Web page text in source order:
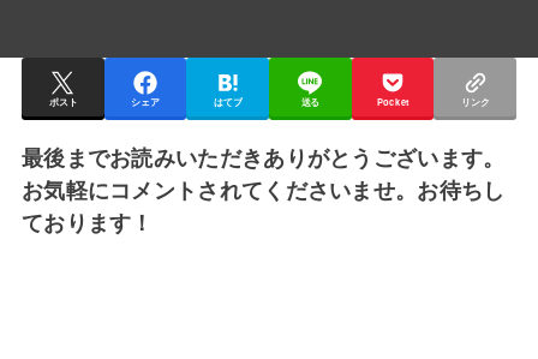
ポスト シェア はてブ 送る Pocket リンク
最後までお読みいただきありがとうございます。
お気軽にコメントされてくださいませ。お待ちし
ております！